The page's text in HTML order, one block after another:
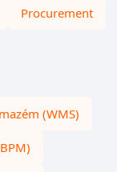
Procurement
(WMS)